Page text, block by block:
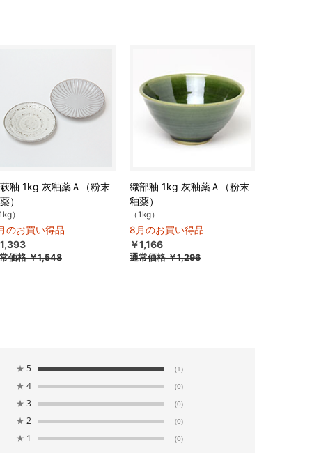
釉 1kg 灰釉薬Ａ（粉末
）
）
のお買い得品
価格￥1,548
織部釉 1kg 灰釉薬Ａ（粉末
釉薬）
（1kg）
8月のお買い得品
￥1,166
通常価格￥1,296
★ 5 (1)
★ 4 (0)
★ 3 (0)
★ 2 (0)
★ 1 (0)